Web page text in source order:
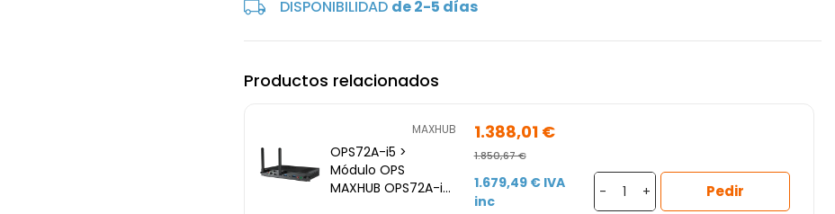
DISPONIBILIDAD de 2-5 días
Productos relacionados
MAXHUB
OPS72A-i5 >
Módulo OPS
MAXHUB OPS72A-i5
1.388,01 €
1.850,67 €
1.679,49 € IVA
inc
- + Pedir